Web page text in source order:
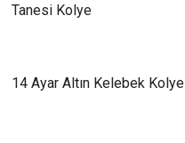
Tanesi Kolye
14 Ayar Altın Kelebek Kolye